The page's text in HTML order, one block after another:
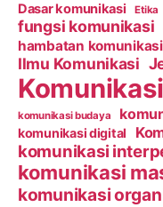
Dasar komunikasi Etika
fungsi komunikasi
hambatan komunikasi
Ilmu Komunikasi
Komunikasi
komunikasi budaya
komunikasi digital
komunikasi
komunikasi
komunikasi